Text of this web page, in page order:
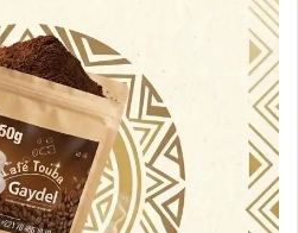
الدينيّة، من شأنها أن تشكّل
المعاداة أو العنف.”. هذا
الدعوة لفكر الكراهية
لأنّ مثل هذا الفكر يؤدّي إلى
العنف بين الأفراد والشعوب،
وأداتها سلمان رشدي في
ورغم الاستنكار من دولٍ